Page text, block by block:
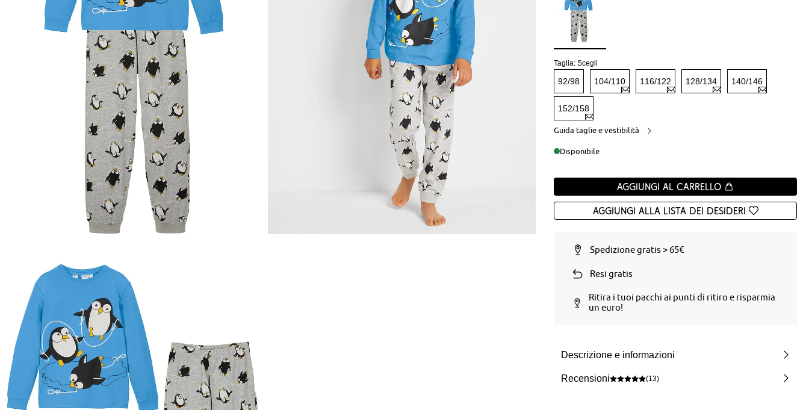
Taglia:Scegli
92/98 104/110 116/122 128/134 140/146
152/158
Guida taglie e vestibilità
Disponibile
Aggiungi al carrello
Aggiungi alla Lista dei desideri
Spedizione gratis > 65€
Resi gratis
Ritira i tuoi pacchi ai punti di ritiro e risparmia
un euro!
Descrizione e informazioni
Recensioni (13)